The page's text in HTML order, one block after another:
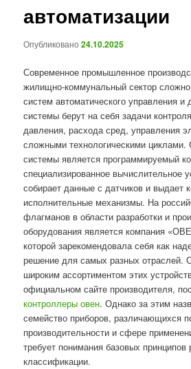
автоматизации
Опубликовано24.10.2025
Современное промышленное
жилищно-коммунальный сектор сложно
систем автоматического управления и
системы берут на себя задачи
давления, расхода сред, управления
сложными технологическими
системы является программируемый
специализированное вычислительное
собирает данные с датчиков и выдает
исполнительные механизмы. На
флагманов в области разработки и
оборудования является компания
которой зарекомендовала себя как
решение для самых разных отраслей.
широким ассортиментом этих
официальном сайте производителя,
контроллеры овен. Однако за этим
семейство приборов, различающихся
производительности и сфере
требует понимания базовых принципов
классификации.